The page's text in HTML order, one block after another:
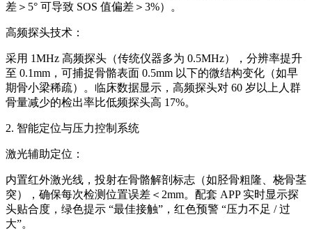
差＞5° 可导致 SOS 值偏差＞3%）。
高频探头技术：
采用 1MHz 高频探头（传统仪器多为 0.5MHz），分辨率提升
至 0.1mm，可捕捉骨骼表面 0.5mm 以下的微结构变化（如早
期骨小梁稀疏）。临床数据显示，高频探头对 60 岁以上人群
骨量减少的检出率比低频探头高 17%。
2. 智能定位与压力控制系统
激光辅助定位：
内置红外激光线，投射在骨骼解剖标志（如胫骨粗隆、桡骨茎
突），确保每次检测位置误差＜2mm。配套 APP 实时显示探
头贴合度，绿色提示 “最佳接触”，红色预警 “压力不足 / 过
大”。